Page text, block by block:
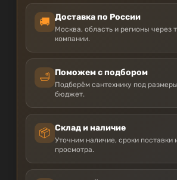
🚚 Доставка по России
Москва, область и регионы через
компании.
🛁 Поможем с подбором
Подберём сантехнику под
бюджет.
📦 Склад и наличие
Уточним наличие, сроки поставки
просмотра.